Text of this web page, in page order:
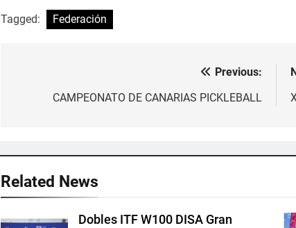
Tagged: Federación
Previous:
CAMPEONATO DE CANARIAS PICKLEBALL
Related News
Dobles ITF W100 DISA Gran